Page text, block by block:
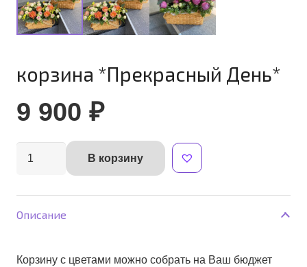
корзина *Прекрасный День*
9 900 ₽
Количество
В корзину
Alternative:
Описание
Корзину с цветами можно собрать на Ваш бюджет